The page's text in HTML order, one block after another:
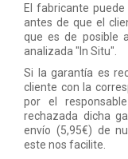
BLOG
El fabricante
antes de que el
que es de posible
analizada "In Situ".
Si la garantía es
cliente con la
por el
rechazada dicha
envío (5,95€) de
este nos facilite.